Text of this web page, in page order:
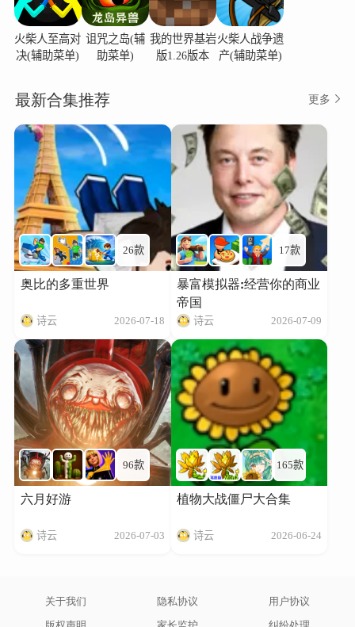
火柴人至高对
决(辅助菜单)
诅咒之岛(辅
助菜单)
我的世界基岩
版1.26版本
火柴人战争遗
产(辅助菜单)
最新合集推荐 更多
26款
奥比的多重世界
诗云 2026-07-18
17款
暴富模拟器:经营你的商业
帝国
诗云 2026-07-09
96款
六月好游
诗云 2026-07-03
165款
植物大战僵尸大合集
诗云 2026-06-24
关于我们 隐私协议
用户协议